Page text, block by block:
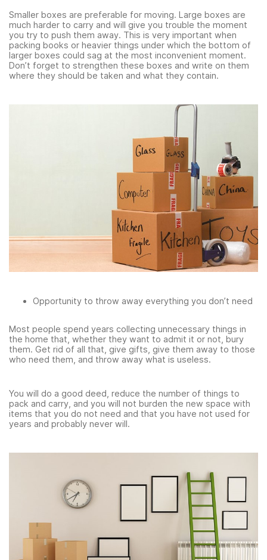
Smaller boxes are preferable for moving. Large boxes are
much harder to carry and will give you trouble the moment
you try to push them away. This is very important when
packing books or heavier things under which the bottom of
larger boxes could sag at the most inconvenient moment.
Don’t forget to strengthen these boxes and write on them
where they should be taken and what they contain.
Opportunity to throw away everything you don’t need
Most people spend years collecting unnecessary things in
the home that, whether they want to admit it or not, bury
them. Get rid of all that, give gifts, give them away to those
who need them, and throw away what is useless.
You will do a good deed, reduce the number of things to
pack and carry, and you will not burden the new space with
items that you do not need and that you have not used for
years and probably never will.